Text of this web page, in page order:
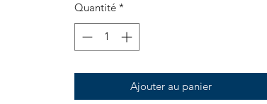
Quantité *
Ajouter au panier